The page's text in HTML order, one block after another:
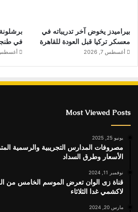
بيراميدز يخوض آخر تدريباته في
معسكر تركيا قبل العودة للقاهرة
أغسطس 7, 2026
برشلونة
في
أغسطس 7,
Most Viewed Posts
يونيو 25, 2025
الأسعار وطرق السداد
نوفمبر 11, 2024
قناة زى الوان تعرض الموسم الخامس من
لاكشمي غدا الثلاثاء
مارس 20, 2024